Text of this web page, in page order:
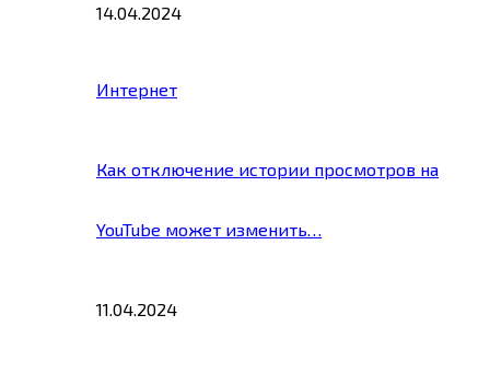
14.04.2024
Интернет
Как отключение истории просмотров на
YouTube может изменить…
11.04.2024